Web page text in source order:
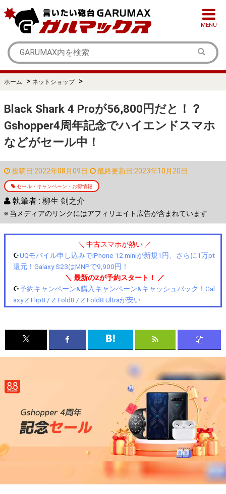
MENU
ホーム > ネットショップ >
Black Shark 4 Proが56,800円だと！？
Gshopper4周年記念でハイエンドスマホ
などがセール中！
投稿日:2022年08月09日 最終更新日:2023年10月20日
セール・キャンペーン・お得情報
執筆者 : 柳生 剣之介
※ 当メディアのリンクにはアフィリエイト広告が含まれています
＼ 中古スマホが熱い ／
☪️UQモバイル申し込みでiPhone 12 miniが新規1円、さらに1万pt
還元！Galaxy S23はMNPで9,900円！
＼ 最新のZが予約スタート！ ／
☪️予約キャンペーン&購入キャンペーン&キャッシュバック！Gal
axy Z Flip8 / Z Fold8 / Z Fold8 Ultraが安い